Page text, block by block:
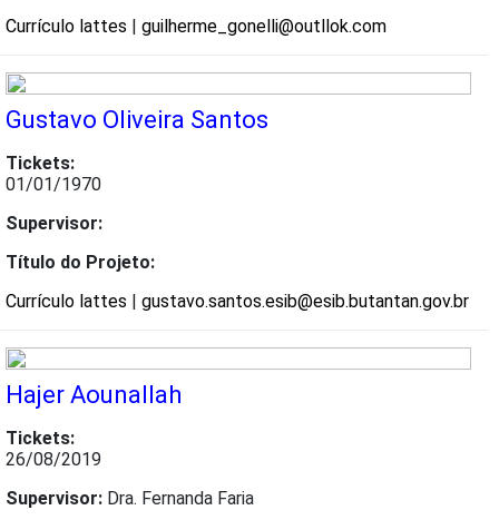
Currículo lattes | guilherme_gonelli@outllok.com
Gustavo Oliveira Santos
Tickets:
01/01/1970
Supervisor:
Título do Projeto:
Currículo lattes | gustavo.santos.esib@esib.butantan.gov.br
Hajer Aounallah
Tickets:
26/08/2019
Supervisor: Dra. Fernanda Faria